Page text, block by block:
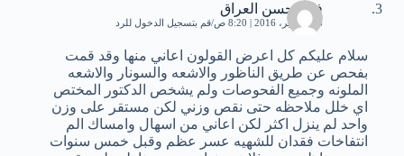
فالح حسن العراق
26 سبتمبر، 2016 | 8:20 ص قم بتسجيل الدخول للرد
سلام عليكم كل اعرض القولون اعاني منها وقد قمت
بفحص عن طريق الناظور والاشعه والسونار والاشعه
الملونه وجميع الفحوصات ولم يشخص الدكتور المختص
اي خلل ملاحظه حتى نقص وزني لكن مستقر على وزن
واحد لم ينزل اكثر لكن اعاني من اسهال وامساك الم
انتفاخات فقدان للشهيه عسر عظم وقبل خمس سنوات